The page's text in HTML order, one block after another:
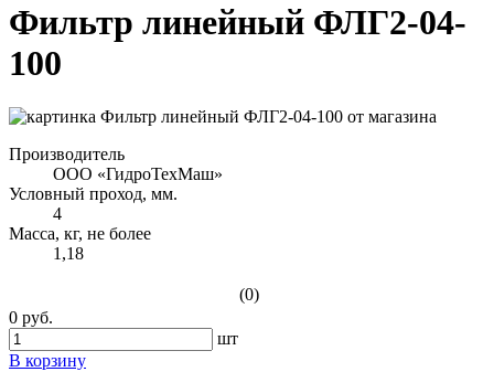
Фильтр линейный ФЛГ2-04-
100
Производитель
ООО «ГидроТехМаш»
Условный проход, мм.
4
Масса, кг, не более
1,18
(0)
0 руб.
шт
В корзину